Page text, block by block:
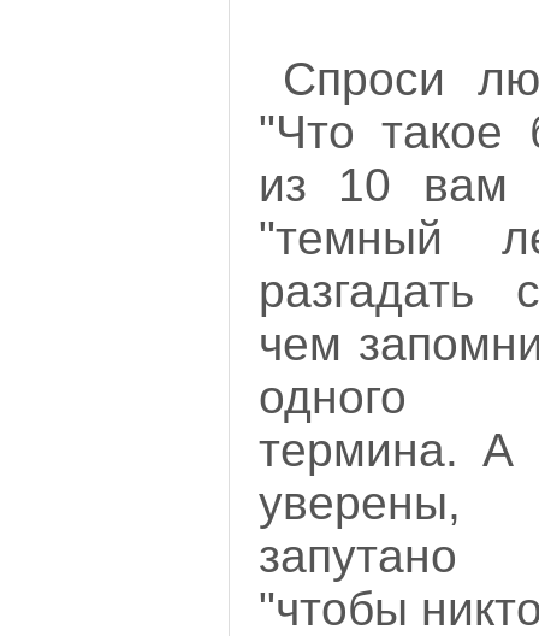
Спроси
"Что такое
из 10 вам
"темный
разгадать
чем
одного
термина. А
"чтобы